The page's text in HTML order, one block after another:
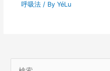
呼吸法/ By YéLu